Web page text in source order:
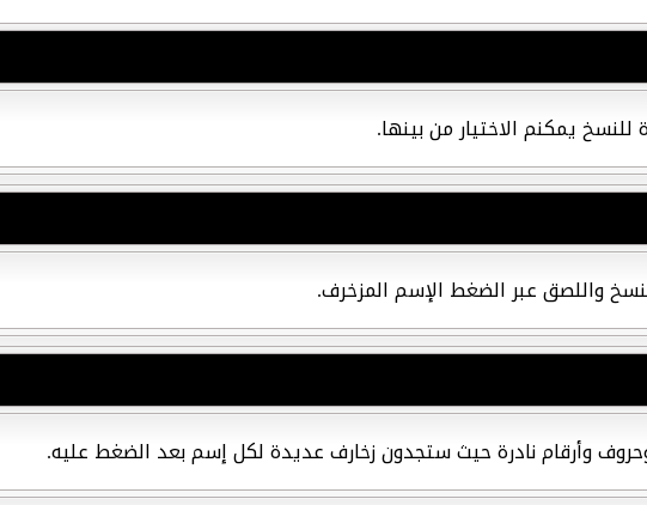
يمكنم الاختيار من بينها.
واللصق عبر الضغط الإسم المزخرف.
وأرقام نادرة حيث ستجدون زخارف عديدة لكل إسم بعد الضغط عليه.